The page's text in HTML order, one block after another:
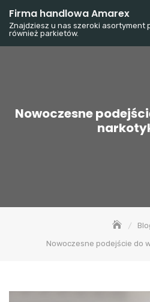
Skip
content
Firma handlowa Amarex
Znajdziesz u nas szeroki asortyment
również parkietów.
Nowoczesne
Nowoczesne podejście do